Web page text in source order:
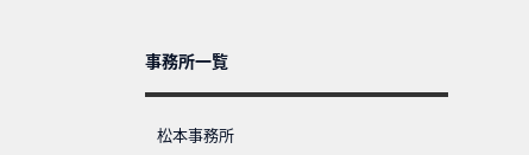
事務所一覧
松本事務所